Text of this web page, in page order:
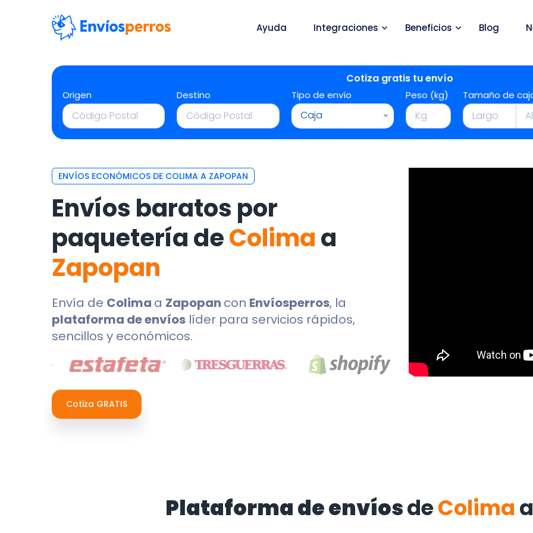
Ayuda Integraciones Beneficios Blog
Cotiza gratis tu envío
Origen Destino Tipo de envío
Caja
Peso (kg) Tamaño de
ENVÍOS ECONÓMICOS DE COLIMA A ZAPOPAN
Envíos baratos por
paquetería deColimaa
Zapopan
Envía de Colima a Zapopan con Envíosperros, la
plataforma de envíos líder para servicios rápidos,
sencillos y económicos.
Cotiza GRATIS
Plataforma de envíosdeColima a